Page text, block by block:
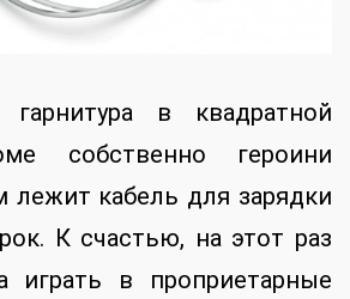
гарнитура в квадратной
собственно героини
лежит кабель для зарядки
К счастью, на этот раз
играть в проприетарные